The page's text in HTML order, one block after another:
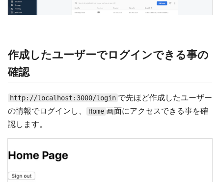
作成したユーザーでログインできる事の
確認
http://localhost:3000/login で先ほど作成したユーザー
の情報でログインし、
Home 画面にアクセスできる事を確
認します。